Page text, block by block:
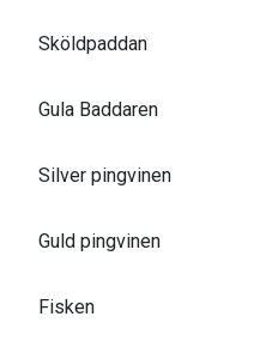
Sköldpaddan
Gula Baddaren
Silver pingvinen
Guld pingvinen
Fisken